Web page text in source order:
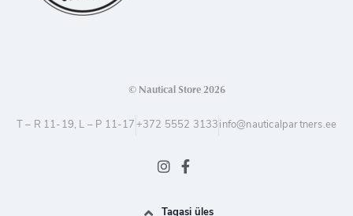
© Nautical Store 2026
T – R 11-19, L – P 11-17 +372 5552 3133 info@nauticalpartners.ee
Tagasi üles